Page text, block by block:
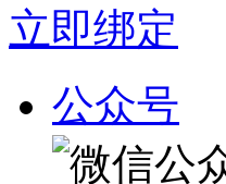
立即绑定
公众号